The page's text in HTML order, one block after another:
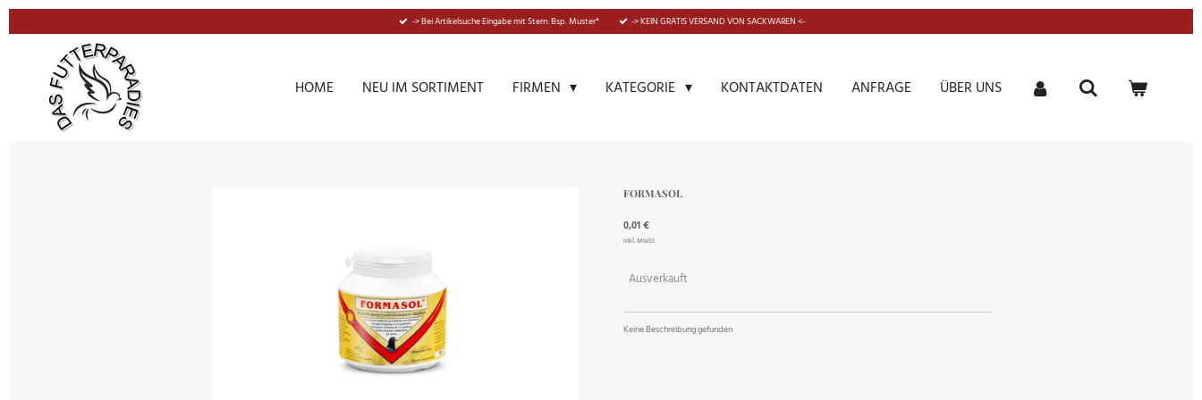
-> Bei Artikelsuche Eingabe mit Stern: Bsp. Muster* -> KEIN GRATIS VERSAND VON SACKWAREN <-
HOME NEU IM SORTIMENT FIRMEN KATEGORIE KONTAKTDATEN ANFRAGE ÜBER UNS
FORMASOL
0,01 €
inkl. MwSt
Ausverkauft
Keine Beschreibung gefunden